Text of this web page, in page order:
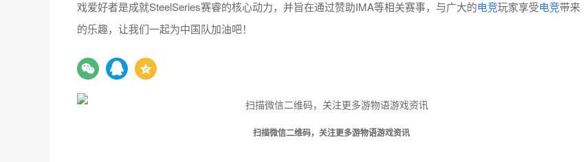
戏爱好者是成就SteelSeries赛睿的核心动力，并旨在通过赞助IMA等相关赛事，与广大的电竞玩家享受电竞带来
的乐趣，让我们一起为中国队加油吧！
扫描微信二维码，关注更多游物语游戏资讯